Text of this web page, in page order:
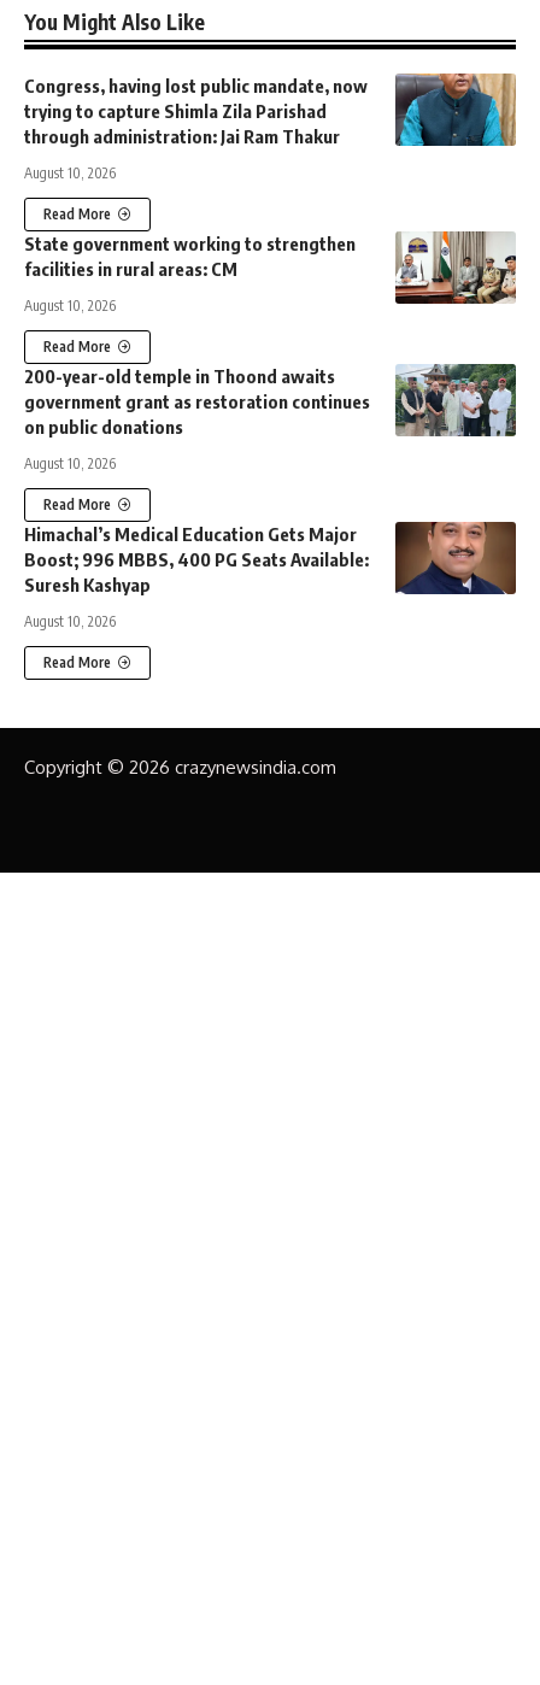
You Might Also Like
Congress, having lost public mandate, now
trying to capture Shimla Zila Parishad
through administration: Jai Ram Thakur
August 10, 2026
Read More
State government working to strengthen
facilities in rural areas: CM
August 10, 2026
Read More
200-year-old temple in Thoond awaits
government grant as restoration continues
on public donations
August 10, 2026
Read More
Himachal’s Medical Education Gets Major
Boost; 996 MBBS, 400 PG Seats Available:
Suresh Kashyap
August 10, 2026
Read More
Copyright © 2026 crazynewsindia.com